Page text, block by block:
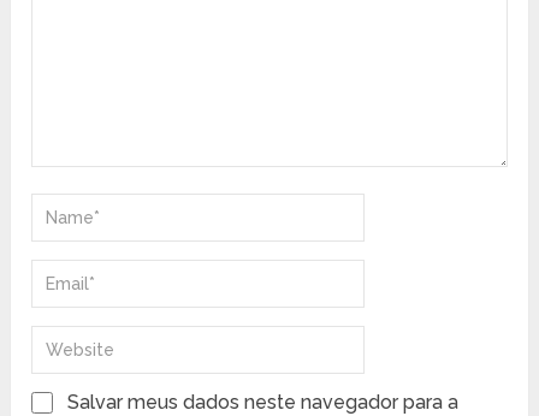
Salvar meus dados neste navegador para a